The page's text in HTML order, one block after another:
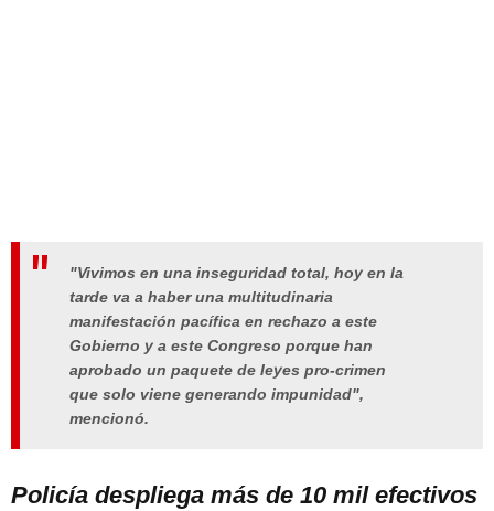
"Vivimos en una inseguridad total, hoy en la
tarde va a haber una multitudinaria
manifestación pacífica en rechazo a este
Gobierno y a este Congreso porque han
aprobado un paquete de leyes pro-crimen
que solo viene generando impunidad",
mencionó.
Policía despliega más de 10 mil efectivos